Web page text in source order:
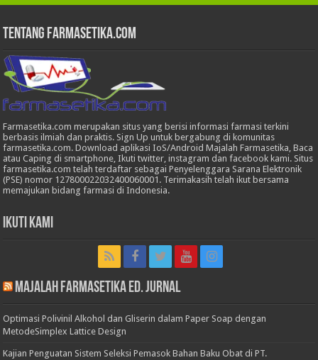
Tentang Farmasetika.com
Farmasetika.com merupakan situs yang berisi informasi farmasi terkini
berbasis ilmiah dan praktis. Sign Up untuk bergabung di komunitas
farmasetika.com. Download aplikasi IoS/Android Majalah Farmasetika, Baca
atau Caping di smartphone, Ikuti twitter, instagram dan facebook kami. Situs
farmasetika.com telah terdaftar sebagai Penyelenggara Sarana Elektronik
(PSE) nomor 127800022032400060001. Terimakasih telah ikut bersama
memajukan bidang farmasi di Indonesia.
Ikuti Kami
Majalah Farmasetika Ed. Jurnal
Optimasi Polivinil Alkohol dan Gliserin dalam Paper Soap dengan
MetodeSimplex Lattice Design
Kajian Penguatan Sistem Seleksi Pemasok Bahan Baku Obat di PT.